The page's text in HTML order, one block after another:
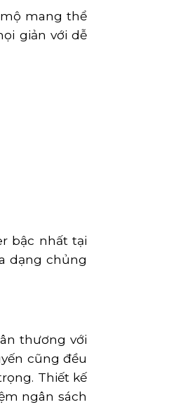
mang thể
giản với dễ
bậc nhất tại
dạng chủng
thương với
cũng đều
Thiết kế
ngân sách